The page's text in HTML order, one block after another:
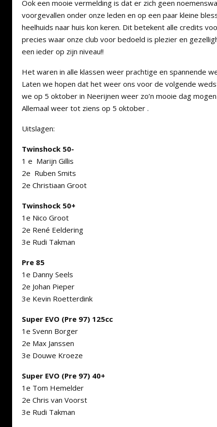
Ook een mooie vermelding is dat er zich geen
voorgevallen onder onze leden en op een paar kleine
heelhuids naar huis kon keren. Dit betekent alle credits
precies waar onze club voor bedoeld is plezier en
een ieder op zijn niveau!!
Het waren in alle klassen weer prachtige en spannende
Laten we hopen dat het weer ons voor de volgende
we op 5 oktober in Neerijnen weer zo’n mooie dag
Allemaal weer tot ziens op 5 oktober .
Uitslagen:
Twinshock 50-
1 e Marijn Gillis
2e Ruben Smits
2e Christiaan Groot
Twinshock 50+
1e Nico Groot
2e René Eeldering
3e Rudi Takman
Pre 85
1e Danny Seels
2e Johan Pieper
3e Kevin Roetterdink
Super EVO (Pre 97) 125cc
1e Svenn Borger
2e Max Janssen
3e Douwe Kroeze
Super EVO (Pre 97) 40+
1e Tom Hemelder
2e Chris van Voorst
3e Rudi Takman